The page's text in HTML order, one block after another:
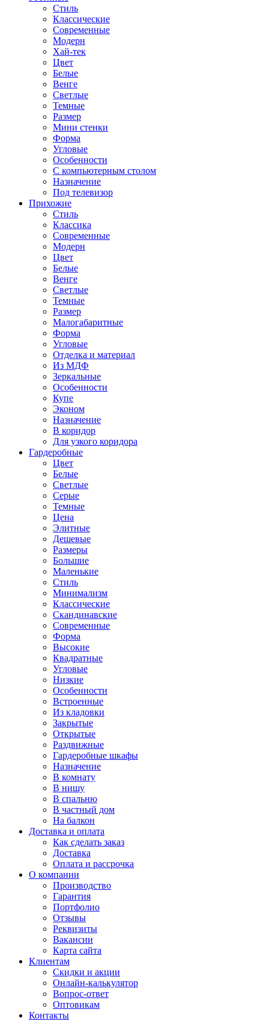
Стиль
Классические
Современные
Модерн
Хай-тек
Цвет
Белые
Венге
Светлые
Темные
Размер
Мини стенки
Форма
Угловые
Особенности
С компьютерным столом
Назначение
Под телевизор
Прихожие
Стиль
Классика
Современные
Модерн
Цвет
Белые
Венге
Светлые
Темные
Размер
Малогабаритные
Форма
Угловые
Отделка и материал
Из МДФ
Зеркальные
Особенности
Купе
Эконом
Назначение
В коридор
Для узкого коридора
Гардеробные
Цвет
Белые
Светлые
Серые
Темные
Цена
Элитные
Дешевые
Размеры
Большие
Маленькие
Стиль
Минимализм
Классические
Скандинавские
Современные
Форма
Высокие
Квадратные
Угловые
Низкие
Особенности
Встроенные
Из кладовки
Закрытые
Открытые
Раздвижные
Гардеробные шкафы
Назначение
В комнату
В нишу
В спальню
В частный дом
На балкон
Доставка и оплата
Как сделать заказ
Доставка
Оплата и рассрочка
О компании
Производство
Гарантия
Портфолио
Отзывы
Реквизиты
Вакансии
Карта сайта
Клиентам
Скидки и акции
Онлайн-калькулятор
Вопрос-ответ
Оптовикам
Контакты